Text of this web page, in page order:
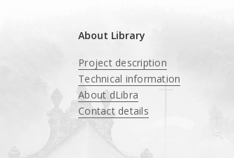
About Library
Project description
Technical information
About dLibra
Contact details